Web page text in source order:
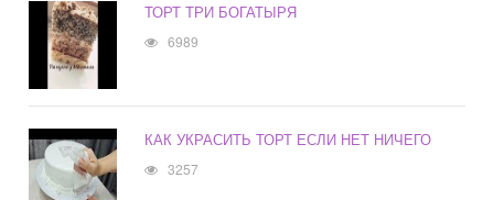
ТОРТ ТРИ БОГАТЫРЯ
6989
КАК УКРАСИТЬ ТОРТ ЕСЛИ НЕТ НИЧЕГО
3257